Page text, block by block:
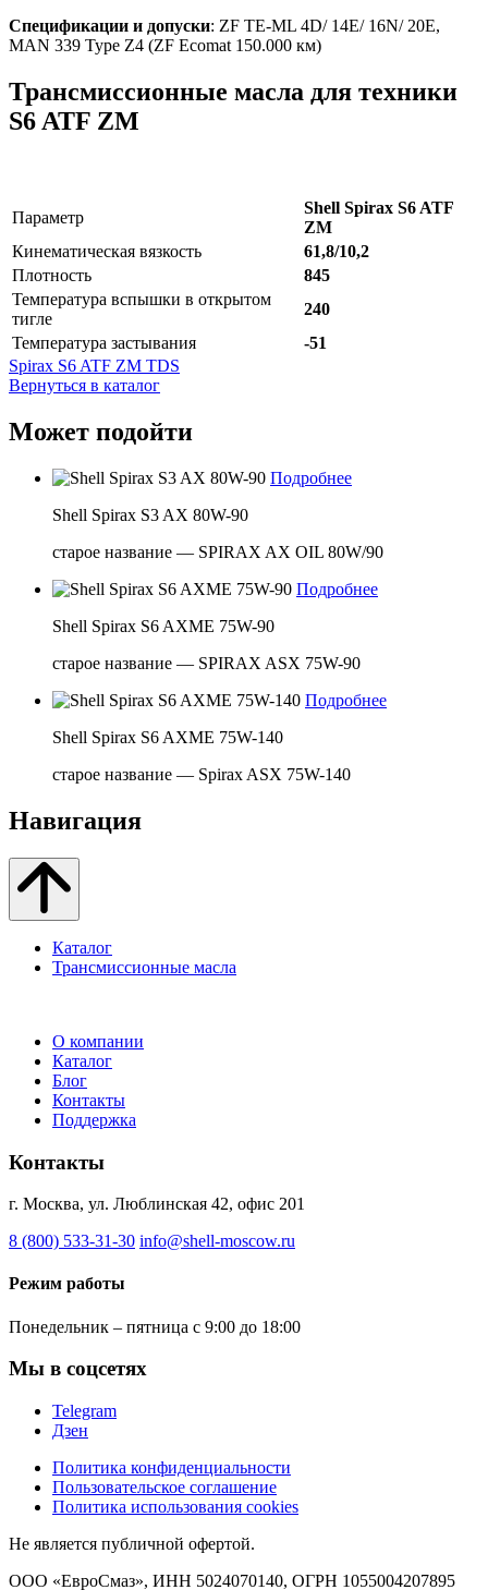
Спецификации и допуски: ZF TE-ML 4D/ 14E/ 16N/ 20E,
MAN 339 Type Z4 (ZF Ecomat 150.000 км)
Трансмиссионные масла для техники
S6 ATF ZM
Параметр
Shell Spirax S6 ATF
ZM
Кинематическая вязкость
61,8/10,2
Плотность
845
Температура вспышки в открытом
тигле
240
Температура застывания
-51
Spirax S6 ATF ZM TDS
Вернуться в каталог
Может подойти
Подробнее
Shell Spirax S3 AX 80W-90
старое название — SPIRAX AX OIL 80W/90
Подробнее
Shell Spirax S6 AXME 75W-90
старое название — SPIRAX ASX 75W-90
Подробнее
Shell Spirax S6 AXME 75W-140
старое название — Spirax ASX 75W-140
Навигация
Каталог
Трансмиссионные масла
О компании
Каталог
Блог
Контакты
Поддержка
Контакты
г. Москва, ул. Люблинская 42, офис 201
8 (800) 533-31-30 info@shell-moscow.ru
Режим работы
Понедельник – пятница с 9:00 до 18:00
Мы в соцсетях
Telegram
Дзен
Политика конфиденциальности
Пользовательское соглашение
Политика использования cookies
Не является публичной офертой.
ООО «ЕвроСмаз», ИНН 5024070140, ОГРН 1055004207895